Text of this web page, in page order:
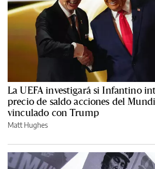
La UEFA investigará si Infantino
precio de saldo acciones del
vinculado con Trump
Matt Hughes